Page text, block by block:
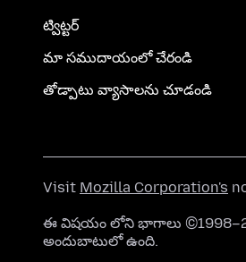
ట్విట్టర్
మా సముదాయంలో చేరండి
తోడ్పాటు వ్యాసాలను చూడండి
Visit Mozilla Corporation's
ఈ విషయం లోని భాగాలు
అందుబాటులో ఉంది.